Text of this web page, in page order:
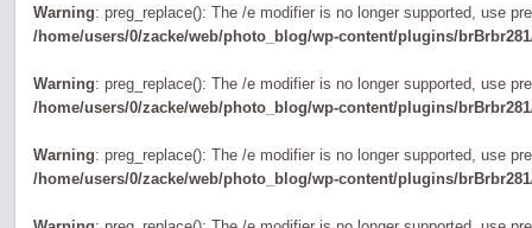
Warning: preg_replace(): The /e modifier is no longer supported, use
/home/users/0/zacke/web/photo_blog/wp-content/plugins/
Warning: preg_replace(): The /e modifier is no longer supported, use
/home/users/0/zacke/web/photo_blog/wp-content/plugins/
Warning: preg_replace(): The /e modifier is no longer supported, use
/home/users/0/zacke/web/photo_blog/wp-content/plugins/